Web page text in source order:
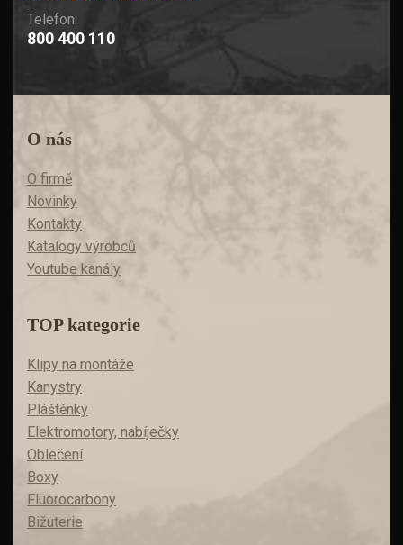
Telefon:
800 400 110
O nás
O firmě
Novinky
Kontakty
Katalogy výrobců
Youtube kanály
TOP kategorie
Klipy na montáže
Kanystry
Pláštěnky
Elektromotory, nabíječky
Oblečení
Boxy
Fluorocarbony
Bižuterie